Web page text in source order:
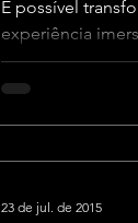
É possível
experiência
design. A ZW
23 de jul. de 2015